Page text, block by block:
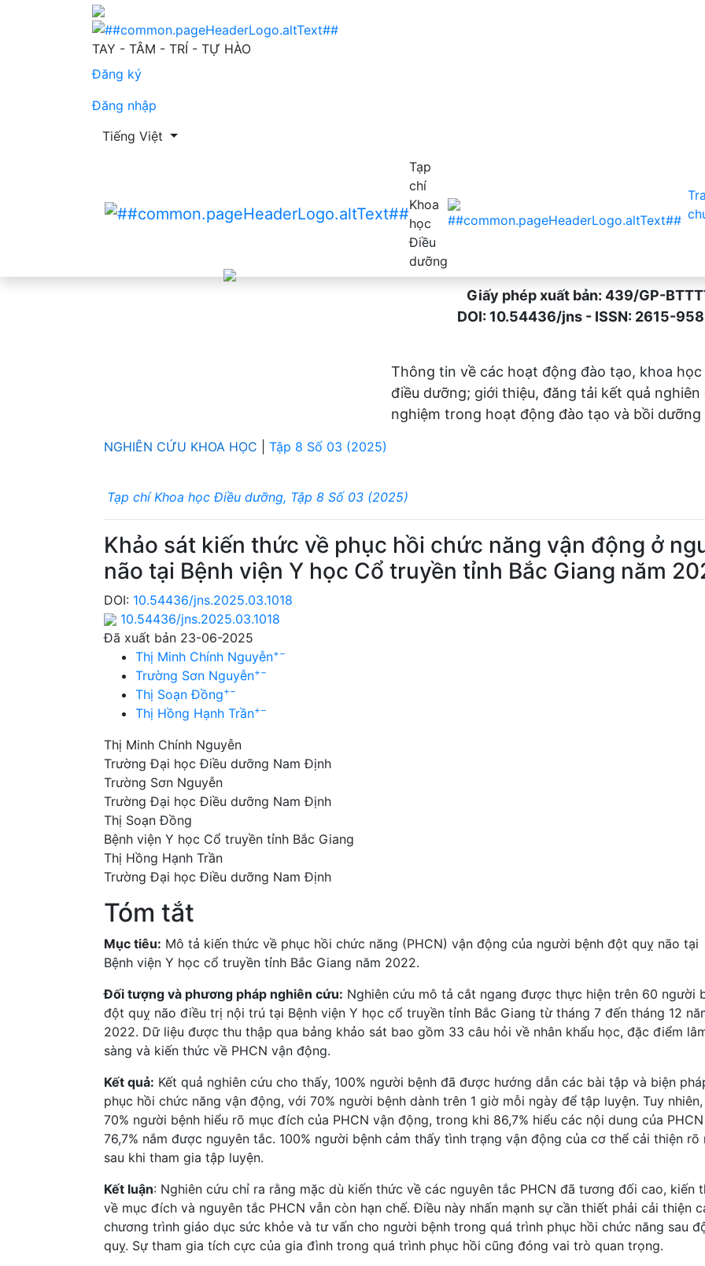
Khảo sát kiến thức về phục hồi chức năng vận động ở người bệnh sau đột quỵ não tại Bệnh viện Y
TAY - TÂM - TRÍ - TỰ HÀO
Đăng ký
Đăng nhập
Thay đổi ngôn ngữ. Ngôn ngữ hiện tại là:
Tiếng Việt
Tạp
chí
Khoa
học
Điều
dưỡng
Giấy phép xuất bản: 439/GP-BTTTT
DOI: 10.54436/jns - ISSN: 2615-9589
Thông tin về các hoạt động đào tạo, khoa
điều dưỡng; giới thiệu, đăng tải kết quả
nghiệm trong hoạt động đào tạo và bồi
NGHIÊN CỨU KHOA HỌC Tập 8 Số 03 (2025)
Tạp chí Khoa học Điều dưỡng, Tập 8 Số 03 (2025)
Khảo sát kiến thức về phục hồi chức năng vận động ở
não tại Bệnh viện Y học Cổ truyền tỉnh Bắc Giang năm
DOI: 10.54436/jns.2025.03.1018
10.54436/jns.2025.03.1018
Đã xuất bản 23-06-2025
Thị Minh Chính Nguyễn+−
Trường Sơn Nguyễn+−
Thị Soạn Đồng+−
Thị Hồng Hạnh Trần+−
Thị Minh Chính Nguyễn
Trường Đại học Điều dưỡng Nam Định
Trường Sơn Nguyễn
Trường Đại học Điều dưỡng Nam Định
Thị Soạn Đồng
Bệnh viện Y học Cổ truyền tỉnh Bắc Giang
Thị Hồng Hạnh Trần
Trường Đại học Điều dưỡng Nam Định
Tóm tắt
Mục tiêu: Mô tả kiến thức về phục hồi chức năng (PHCN) vận động của người bệnh đột quỵ não tại
Bệnh viện Y học cổ truyền tỉnh Bắc Giang năm 2022.
Đối tượng và phương pháp nghiên cứu: Nghiên cứu mô tả cắt ngang được thực hiện trên 60 người
đột quỵ não điều trị nội trú tại Bệnh viện Y học cổ truyền tỉnh Bắc Giang từ tháng 7 đến tháng 12
2022. Dữ liệu được thu thập qua bảng khảo sát bao gồm 33 câu hỏi về nhân khẩu học, đặc điểm
sàng và kiến thức về PHCN vận động.
Kết quả: Kết quả nghiên cứu cho thấy, 100% người bệnh đã được hướng dẫn các bài tập và biện
phục hồi chức năng vận động, với 70% người bệnh dành trên 1 giờ mỗi ngày để tập luyện. Tuy
70% người bệnh hiểu rõ mục đích của PHCN vận động, trong khi 86,7% hiểu các nội dung của
76,7% nắm được nguyên tắc. 100% người bệnh cảm thấy tình trạng vận động của cơ thể cải thiện rõ
sau khi tham gia tập luyện.
Kết luận: Nghiên cứu chỉ ra rằng mặc dù kiến thức về các nguyên tắc PHCN đã tương đối cao, kiến
về mục đích và nguyên tắc PHCN vẫn còn hạn chế. Điều này nhấn mạnh sự cần thiết phải cải thiện
chương trình giáo dục sức khỏe và tư vấn cho người bệnh trong quá trình phục hồi chức năng sau
quỵ. Sự tham gia tích cực của gia đình trong quá trình phục hồi cũng đóng vai trò quan trọng.